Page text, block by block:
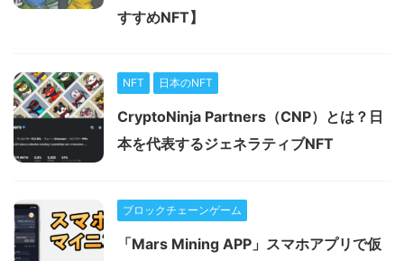
すすめNFT】
NFT 日本のNFT
CryptoNinja Partners（CNP）とは？日
本を代表するジェネラティブNFT
ブロックチェーンゲーム
「Mars Mining APP」スマホアプリで仮